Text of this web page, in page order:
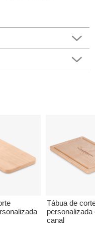
Tábua de
personalizada
canal